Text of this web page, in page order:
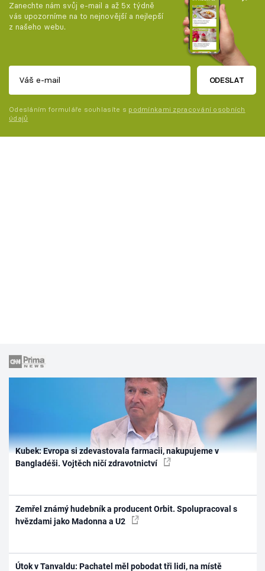
Zanechte nám svůj e-mail a až 5x týdně
vás upozorníme na to nejnovější a nejlepší
z našeho webu.
ODESLAT
Odesláním formuláře souhlasíte s podmínkami zpracování osobních
údajů
Kubek: Evropa si zdevastovala farmacii, nakupujeme v
Bangladéši. Vojtěch ničí zdravotnictví
Zemřel známý hudebník a producent Orbit. Spolupracoval s
hvězdami jako Madonna a U2
Útok v Tanvaldu: Pachatel měl pobodat tři lidi, na místě